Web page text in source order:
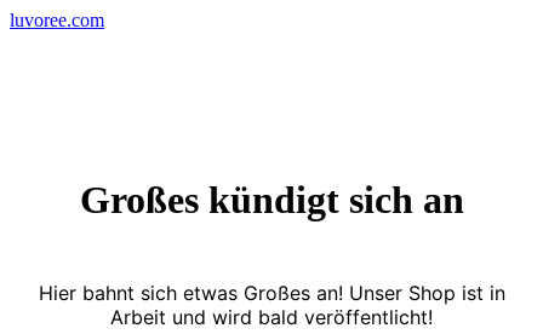
Skip
luvoree.com
Großes kündigt sich an
Hier bahnt sich etwas Großes an! Unser Shop ist in
Arbeit und wird bald veröffentlicht!